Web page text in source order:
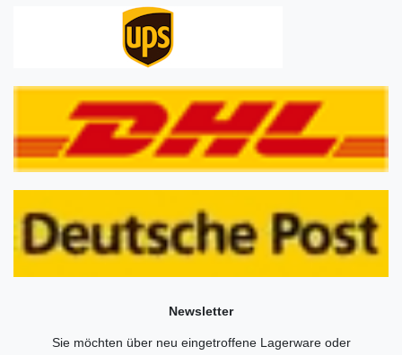
Newsletter
Sie möchten über neu eingetroffene Lagerware oder